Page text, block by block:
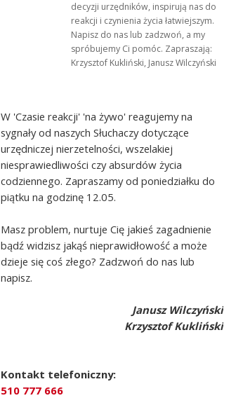
decyzji urzędników, inspirują nas do
reakcji i czynienia życia łatwiejszym.
Napisz do nas lub zadzwoń, a my
spróbujemy Ci pomóc. Zapraszają:
Krzysztof Kukliński, Janusz Wilczyński
W 'Czasie reakcji' 'na żywo' reagujemy na
sygnały od naszych Słuchaczy dotyczące
urzędniczej nierzetelności, wszelakiej
niesprawiedliwości czy absurdów życia
codziennego. Zapraszamy od poniedziałku do
piątku na godzinę 12.05.
Masz problem, nurtuje Cię jakieś zagadnienie
bądź widzisz jakąś nieprawidłowość a może
dzieje się coś złego? Zadzwoń do nas lub
napisz.
Janusz Wilczyński
Krzysztof Kukliński
Kontakt telefoniczny:
510 777 666